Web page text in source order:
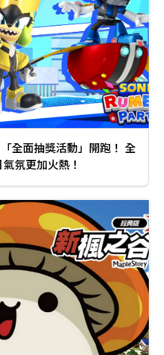
面抽獎活動」開跑！ 全
氛更加火熱！